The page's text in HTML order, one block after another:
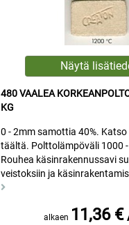
480 VAALEA
KG
0 - 2mm samottia 40%.
täältä. Polttolämpöväli 1000 -
Rouhea käsinrakennussavi
veistoksiin ja
alkaen 11,36 €